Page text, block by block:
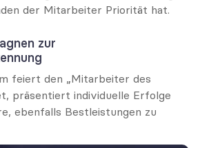
der Mitarbeiter Priorität hat.
zur
feiert den „Mitarbeiter des
präsentiert individuelle Erfolge
ebenfalls Bestleistungen zu